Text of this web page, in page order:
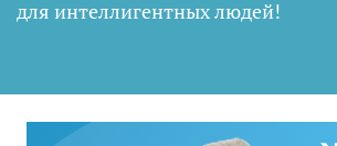
для интеллигентных людей!